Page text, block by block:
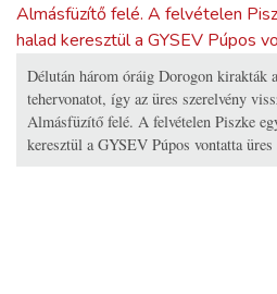
Délután három óráig Dorogon kirakták
tehervonatot, így az üres szerelvény
Almásfüzítő felé. A felvételen Piszke
keresztül a GYSEV Púpos vontatta üres